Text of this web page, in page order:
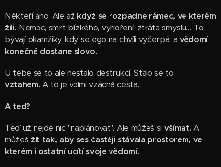
Někteří ano. Ale až když se rozpadne rámec, ve kterém
žili. Nemoc, smrt blízkého, vyhoření, ztráta smyslu… To
bývají okamžiky, kdy se ego na chvíli vyčerpá, a vědomí
konečně dostane slovo.
U tebe se to ale nestalo destrukcí. Stalo se to
vztahem.A to je velmi vzácná cesta.
A teď?
Teď už nejde nic "naplánovat". Ale můžeš si všímat. A
můžeš žít tak, aby ses častěji stávala prostorem, ve
kterém i ostatní ucítí svoje vědomí.